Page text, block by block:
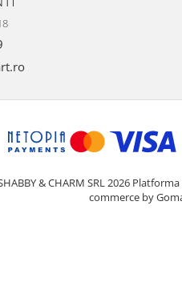
& CHARM SRL 2026 Platforma
commerce by